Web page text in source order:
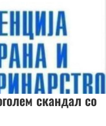
скандал со